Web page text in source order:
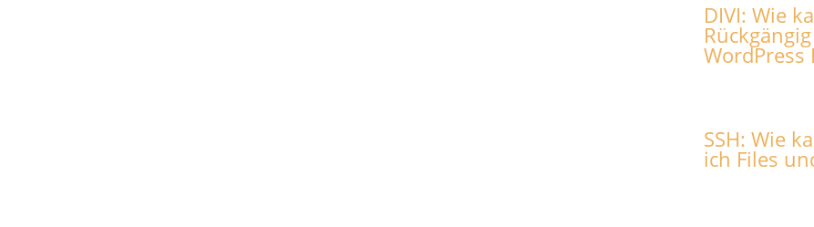
DIVI: Wie
WordPress
SSH: Wie
ich Files